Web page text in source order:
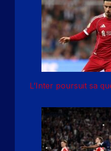
L’Inter poursuit sa